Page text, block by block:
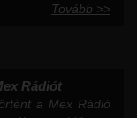
Tovább >>
Rádiót
a Mex Rádió